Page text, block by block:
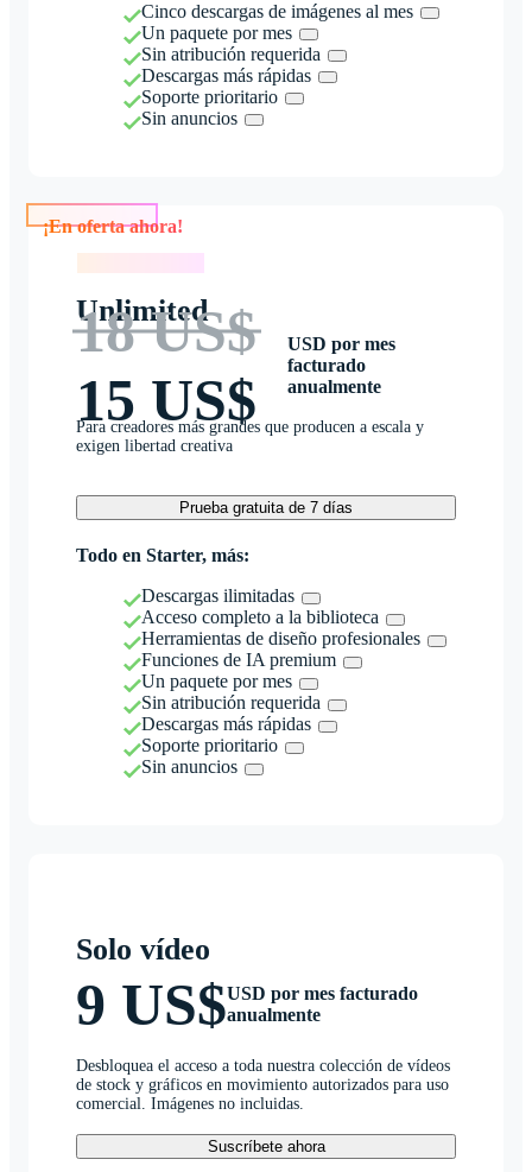
Cinco descargas de imágenes al mes
Un paquete por mes
Sin atribución requerida
Descargas más rápidas
Soporte prioritario
Sin anuncios
Unlimited
18 US$
15 US$
USD por mes
facturado
anualmente
Para creadores más grandes que producen a escala y
exigen libertad creativa
Prueba gratuita de 7 días
Todo en Starter, más:
Descargas ilimitadas
Acceso completo a la biblioteca
Herramientas de diseño profesionales
Funciones de IA premium
Un paquete por mes
Sin atribución requerida
Descargas más rápidas
Soporte prioritario
Sin anuncios
Solo vídeo
9 US$USD por mes facturado
anualmente
Desbloquea el acceso a toda nuestra colección de vídeos
de stock y gráficos en movimiento autorizados para uso
comercial. Imágenes no incluidas.
Suscríbete ahora